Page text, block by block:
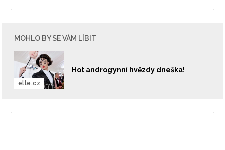
MOHLO BY SE VÁM LÍBIT
Hot androgynní hvězdy dneška!
elle.cz